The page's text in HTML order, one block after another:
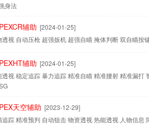
身法
辅助 [2024-01-25]
视 自动压枪 超强扳机 超强自瞄 掩体判断 双自瞄按
辅助 [2024-01-25]
视 稳定追踪 暴力追踪 精准自瞄 精准腰射 精准漏打
天空辅助 [2023-12-29]
踪 精准预判 自动狙击 物资透视 热能透视 人物信息